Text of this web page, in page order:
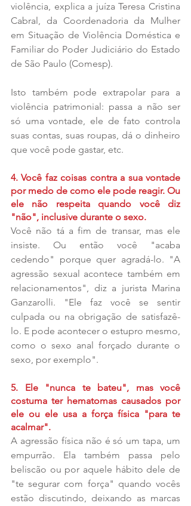
violência, explica a juíza Teresa Cristina
Cabral, da Coordenadoria da Mulher
em Situação de Violência Doméstica e
Familiar do Poder Judiciário do Estado
de São Paulo (Comesp).
Isto também pode extrapolar para a
violência patrimonial: passa a não ser
só uma vontade, ele de fato controla
suas contas, suas roupas, dá o dinheiro
que você pode gastar, etc.
4. Você faz coisas contra a sua vontade
por medo de como ele pode reagir. Ou
ele não respeita quando você diz
"não", inclusive durante o sexo.
Você não tá a fim de transar, mas ele
insiste. Ou então você "acaba
cedendo" porque quer agradá-lo. "A
agressão sexual acontece também em
relacionamentos", diz a jurista Marina
Ganzarolli. "Ele faz você se sentir
culpada ou na obrigação de satisfazê-
lo. E pode acontecer o estupro mesmo,
como o sexo anal forçado durante o
sexo, por exemplo".
5. Ele "nunca te bateu", mas você
costuma ter hematomas causados por
ele ou ele usa a força física "para te
acalmar".
A agressão física não é só um tapa, um
empurrão. Ela também passa pelo
beliscão ou por aquele hábito dele de
"te segurar com força" quando vocês
estão discutindo, deixando as marcas